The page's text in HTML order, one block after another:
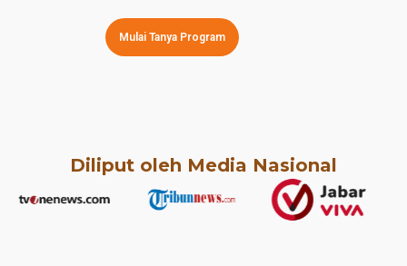
Mulai Tanya Program
Diliput oleh Media Nasional